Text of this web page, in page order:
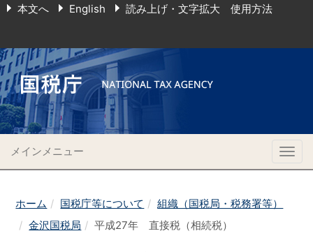
本文へ English 読み上げ・文字拡大 使用方法
メインメニュー
ホーム 国税庁等について
組織（国税局・税務署等）
金沢国税局
平成27年 直接税（相続税）